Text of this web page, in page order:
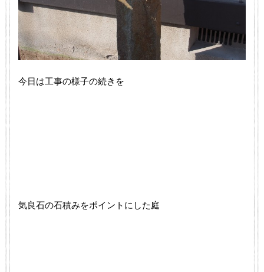
今日は工事の様子の続きを
気良石の石積みをポイントにした庭